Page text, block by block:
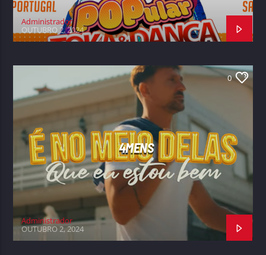
Administrador
OUTUBRO 2, 2024
0
4MENS
Administrador
OUTUBRO 2, 2024